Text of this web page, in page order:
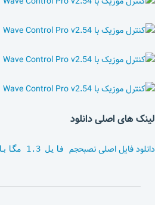
لینک های اصلی دانلود
دانلود فایل اصلی نصبحجم فایل 1.3 مگابایت